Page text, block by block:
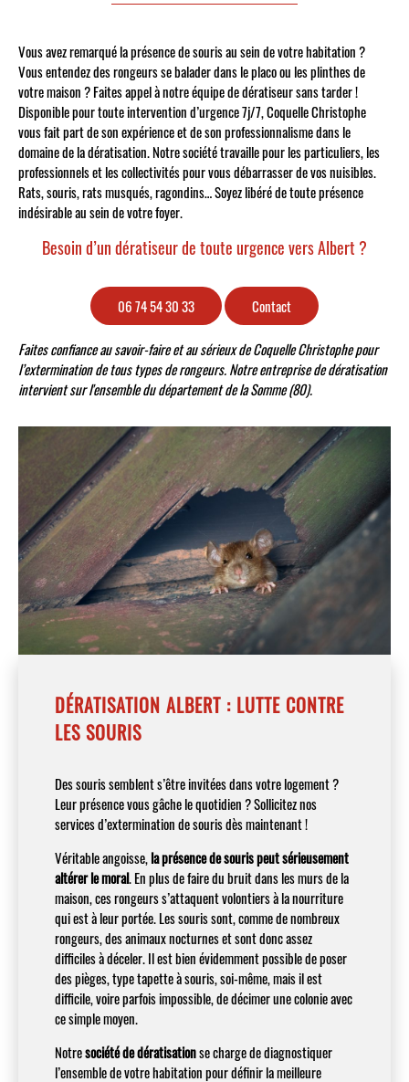
Vous avez remarqué la présence de souris au sein de votre habitation ?
Vous entendez des rongeurs se balader dans le placo ou les plinthes de
votre maison ? Faites appel à notre équipe de dératiseur sans tarder !
Disponible pour toute intervention d’urgence 7j/7, Coquelle Christophe
vous fait part de son expérience et de son professionnalisme dans le
domaine de la dératisation. Notre société travaille pour les particuliers, les
professionnels et les collectivités pour vous débarrasser de vos nuisibles.
Rats, souris, rats musqués, ragondins… Soyez libéré de toute présence
indésirable au sein de votre foyer.
Besoin d’un dératiseur de toute urgence vers Albert ?
06 74 54 30 33 Contact
Faites confiance au savoir-faire et au sérieux de Coquelle Christophe pour
l’extermination de tous types de rongeurs. Notre entreprise de dératisation
intervient sur l'ensemble du département de la Somme (80).
DÉRATISATION ALBERT : LUTTE CONTRE
LES SOURIS
Des souris semblent s’être invitées dans votre logement ?
Leur présence vous gâche le quotidien ? Sollicitez nos
services d’extermination de souris dès maintenant !
Véritable angoisse,la présence de souris peut sérieusement
altérer le moral. En plus de faire du bruit dans les murs de la
maison, ces rongeurs s’attaquent volontiers à la nourriture
qui est à leur portée. Les souris sont, comme de nombreux
rongeurs, des animaux nocturnes et sont donc assez
difficiles à déceler. Il est bien évidemment possible de poser
des pièges, type tapette à souris, soi-même, mais il est
difficile, voire parfois impossible, de décimer une colonie avec
ce simple moyen.
Notresociété de dératisationse charge de diagnostiquer
l’ensemble de votre habitation pour définir la meilleure